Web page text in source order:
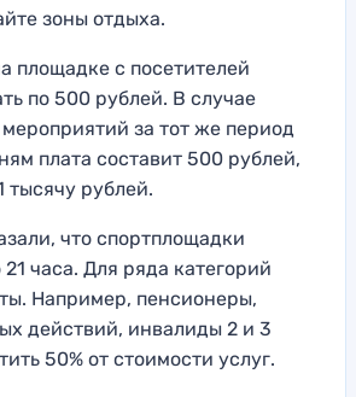
зоны отдыха.
площадке с посетителей
по 500 рублей. В случае
за тот же период
плата составит 500 рублей,
тысячу рублей.
что спортплощадки
часа. Для ряда категорий
Например, пенсионеры,
действий, инвалиды 2 и 3
50% от стоимости услуг.